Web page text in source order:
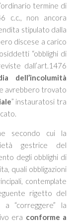
termine di
c.c., non ancora
stipulato dalla
discese a carico
“obblighi di
dall’art.1476
dell’incolumità
avrebbero trovato
” instauratosi tra
secondo cui la
gestrice del
degli obblighi di
quali obbligazioni
contemplate
rigetto del
“correggere” la
era conforme a